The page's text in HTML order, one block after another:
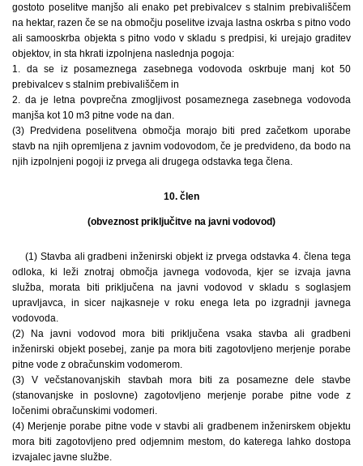
gostoto poselitve manjšo ali enako pet prebivalcev s stalnim prebivališčem
na hektar, razen če se na območju poselitve izvaja lastna oskrba s pitno vodo
ali samooskrba objekta s pitno vodo v skladu s predpisi, ki urejajo graditev
objektov, in sta hkrati izpolnjena naslednja pogoja:
1. da se iz posameznega zasebnega vodovoda oskrbuje manj kot 50
prebivalcev s stalnim prebivališčem in
2. da je letna povprečna zmogljivost posameznega zasebnega vodovoda
manjša kot 10 m3 pitne vode na dan.
(3) Predvidena poselitvena območja morajo biti pred začetkom uporabe
stavb na njih opremljena z javnim vodovodom, če je predvideno, da bodo na
njih izpolnjeni pogoji iz prvega ali drugega odstavka tega člena.
10. člen
(obveznost priključitve na javni vodovod)
(1) Stavba ali gradbeni inženirski objekt iz prvega odstavka 4. člena tega
odloka, ki leži znotraj območja javnega vodovoda, kjer se izvaja javna
služba, morata biti priključena na javni vodovod v skladu s soglasjem
upravljavca, in sicer najkasneje v roku enega leta po izgradnji javnega
vodovoda.
(2) Na javni vodovod mora biti priključena vsaka stavba ali gradbeni
inženirski objekt posebej, zanje pa mora biti zagotovljeno merjenje porabe
pitne vode z obračunskim vodomerom.
(3) V večstanovanjskih stavbah mora biti za posamezne dele stavbe
(stanovanjske in poslovne) zagotovljeno merjenje porabe pitne vode z
ločenimi obračunskimi vodomeri.
(4) Merjenje porabe pitne vode v stavbi ali gradbenem inženirskem objektu
mora biti zagotovljeno pred odjemnim mestom, do katerega lahko dostopa
izvajalec javne službe.